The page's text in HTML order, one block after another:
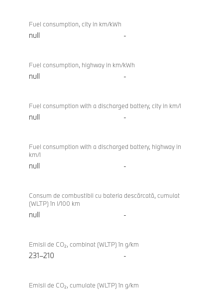
Fuel consumption, city in km/kWh
null -
Fuel consumption, highway in km/kWh
null -
Fuel consumption with a discharged battery, city in km/l
null -
Fuel consumption with a discharged battery, highway in
km/l
null -
Consum de combustibil cu bateria descărcată, cumulat
(WLTP) în l/100 km
null -
Emisii de CO₂, combinat (WLTP) în g/km
231–210 -
Emisii de CO₂, cumulate (WLTP) în g/km